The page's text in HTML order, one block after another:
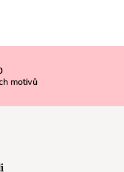
motivů